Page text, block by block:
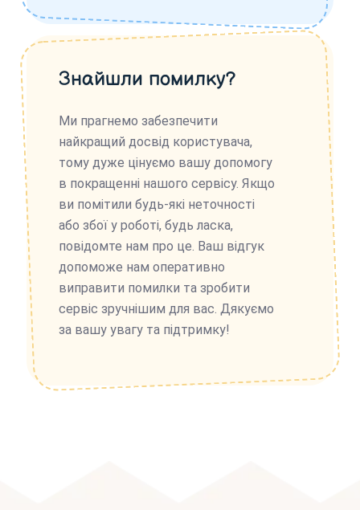
Знайшли помилку?
Ми прагнемо забезпечити
найкращий досвід користувача,
тому дуже цінуємо вашу допомогу
в покращенні нашого сервісу. Якщо
ви помітили будь-які неточності
або збої у роботі, будь ласка,
повідомте нам про це. Ваш відгук
допоможе нам оперативно
виправити помилки та зробити
сервіс зручнішим для вас. Дякуємо
за вашу увагу та підтримку!